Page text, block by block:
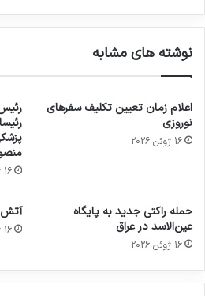
نوشته های مشابه
اعلام زمان تعیین تکلیف سفرهای
نوروزی
16 ژوئن 2026
16 ژوئن 2026
حمله راکتی جدید به پایگاه
عین‌الاسد در عراق
16 ژوئن 2026
آتش
16 ژوئن 2026